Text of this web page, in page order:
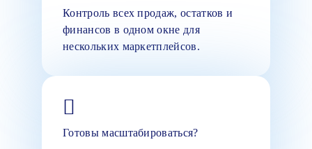
Контроль всех продаж, остатков и
финансов в одном окне для
нескольких маркетплейсов.
Готовы масштабироваться?